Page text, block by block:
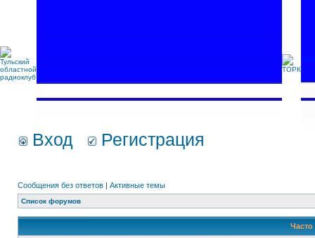
Вход Регистрация
Сообщения без ответов | Активные темы
Список форумов